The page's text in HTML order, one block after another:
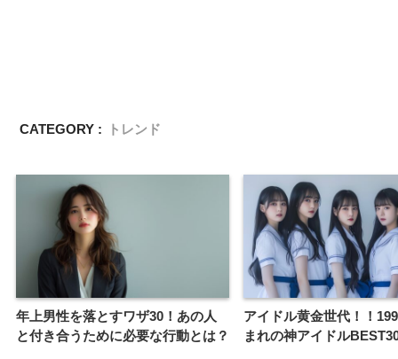
CATEGORY : トレンド
年上男性を落とすワザ30！あの人
と付き合うために必要な行動とは？
アイドル黄金世代！！
まれの神アイドル